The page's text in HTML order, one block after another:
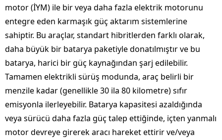
motor (İYM) ile bir veya daha fazla elektrik motorunu
entegre eden karmaşık güç aktarım sistemlerine
sahiptir. Bu araçlar, standart hibritlerden farklı olarak,
daha büyük bir batarya paketiyle donatılmıştır ve bu
batarya, harici bir güç kaynağından şarj edilebilir.
Tamamen elektrikli sürüş modunda, araç belirli bir
menzile kadar (genellikle 30 ila 80 kilometre) sıfır
emisyonla ilerleyebilir. Batarya kapasitesi azaldığında
veya sürücü daha fazla güç talep ettiğinde, içten yanmalı
motor devreye girerek aracı hareket ettirir ve/veya